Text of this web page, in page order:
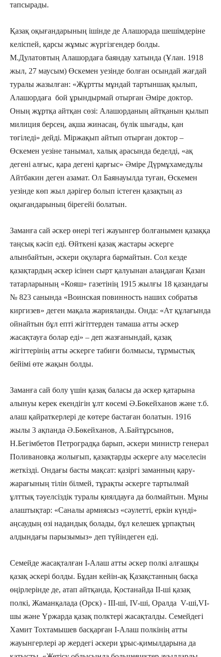
тапсырады.
Қазақ оқығандарының ішінде де Алашорада шешімдеріне
келіспей, қарсы жұмыс жүргізгендер болды.
М.Дулатовтың Алашордаға баяндау хатында (Ұлан. 1918
жыл, 27 маусым) Өскемен уезінде болған осындай жағдай
туралы жазылған: «Жұртты мұндай тартыншақ қылып,
Алашордаға бой ұрындырмай отырған Әміре доктор.
Оның жұртқа айтқан сөзі: Алашорданың айтқанын қылып
милиция берсең, ақша жинасаң, бүлік шығады, қан
төгіледі» дейді. Міржақып айтып отырған доктор –
Өскемен уезіне танымал, халық арасында беделді, «ақ
дегені алғыс, қара дегені қарғыс» Әміре Дүрмұхамедұлы
Айтбакин деген азамат. Ол Баянауылда туған, Өскемен
уезінде көп жыл дәрігер болып істеген қазақтың аз
оқығандарының бірегейі болатын.
Заманға сай әскер өнері тегі жауынгер болғанымен қазаққа
таңсық кәсіп еді. Өйткені қазақ жастары әскерге
алынбайтын, әскери оқуларға бармайтын. Сол кезде
қазақтардың әскер ісінен сырт қалуынан алаңдаған Қазан
татарларының «Кояш» газетінің 1915 жылғы 18 қазандағы
№ 823 санында «Воинская повинность наших собратьв
киргизев» деген мақала жарияланды. Онда: «Ат құлағында
ойнайтын бұл епті жігіттерден тамаша атты әскер
жасақтауға болар еді» – деп жазғанындай, қазақ
жігіттерінің атты әскерге табиғи болмысы, тұрмыстық
бейімі өте жақын болды.
Заманға сай болу үшін қазақ баласы да әскер қатарына
алынуы керек екендігін ұлт көсемі Ә.Бөкейханов және т.б.
алаш қайраткерлері де көтере бастаған болатын. 1916
жылы 3 ақпанда Ә.Бөкейханов, А.Байтұрсынов,
Н.Бегімбетов Петроградқа барып, әскери министр генерал
Поливановқа жолығып, қазақтарды әскерге алу мәселесін
жеткізді. Ондағы басты мақсат: қазіргі заманның қару-
жарағының тілін білмей, тұрақты әскерге тартылмай
ұлттық тәуелсіздік туралы қиялдауға да болмайтын. Мұны
алаштықтар: «Саналы армиясыз «сәулетті, еркін күнді»
аңсаудың өзі надандық болады, бұл келешек ұрпақтың
алдындағы парызымыз» деп түйіндеген еді.
Семейде жасақталған І-Алаш атты әскер полкі алғашқы
қазақ әскері болды. Бұдан кейін-ақ Қазақстанның басқа
өңірлерінде де, атап айтқанда, Қостанайда ­­­ІІ-ші қазақ
полкі, Жаманқалада (Орск) ­­­­­­­- ІІІ-ші, ІV-ші, Оралда ­ V-ші,VІ-
шы және Үржарда қазақ полктері жасақталды. Семейдегі
Хамит Тохтамышев басқарған І-Алаш полкінің атты
жауынгерлері әр жердегі әскери ұрыс-қимылдарына да